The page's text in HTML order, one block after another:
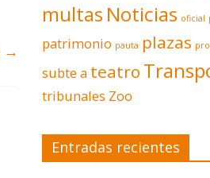
→
multas Noticias oficial
patrimonio pauta plazas
subte a teatro
tribunales Zoo
Entradas recientes